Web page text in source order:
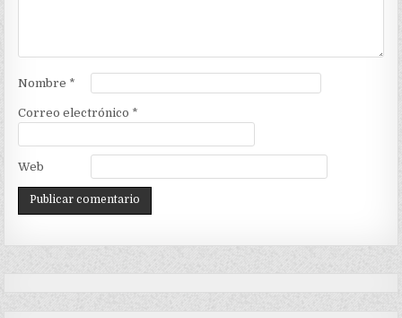
Nombre *
Correo electrónico *
Web